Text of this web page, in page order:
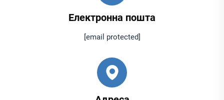
Електронна пошта
[email protected]